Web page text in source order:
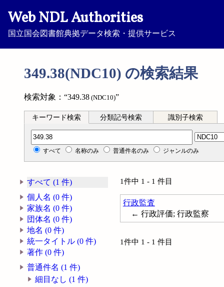
Web NDL Authorities
国立国会図書館典拠データ検索・提供サービス
349.38(NDC10) の検索結果
検索対象：“349.38 (NDC10)”
キーワード検索 分類記号検索 識別子検索
分類記号検索
すべて 名称のみ 普通件名のみ ジャンルのみ
すべて (1 件)
個人名 (0 件)
家族名 (0 件)
団体名 (0 件)
地名 (0 件)
統一タイトル (0 件)
著作 (0 件)
普通件名 (1 件)
細目なし (1 件)
1件中 1 - 1 件目
行政監査
← 行政評価; 行政監察
1件中 1 - 1 件目